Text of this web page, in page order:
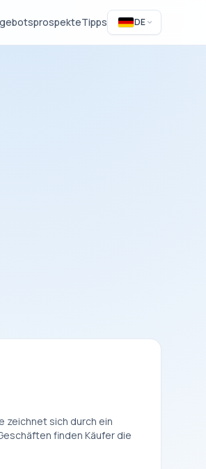
Tipps DE
zeichnet sich durch ein
finden Käufer die